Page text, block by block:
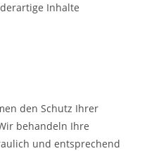
Inhalte
den Schutz Ihrer
behandeln Ihre
und entsprechend